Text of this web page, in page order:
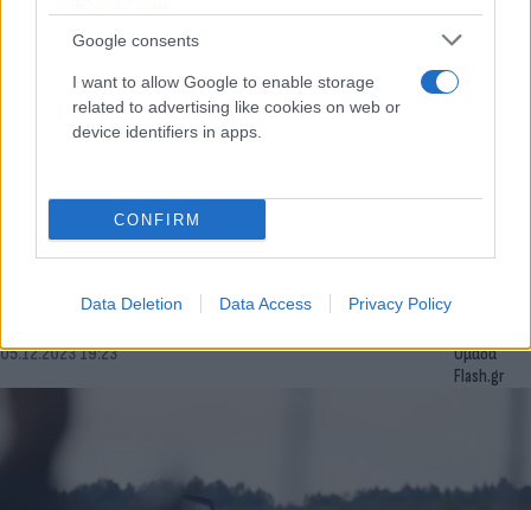
Google consents
I want to allow Google to enable storage
related to advertising like cookies on web or
device identifiers in apps.
CONFIRM
Data Deletion Data Access Privacy Policy
Τραγωδία στην Πιερία -Σφοδρή μετωπική
σύγκρουση με 2 νεκρούς
05.12.2023 19:23
Ομάδα
Flash.gr